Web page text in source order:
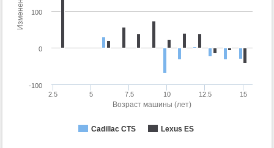
Возраст машины (лет)
Cadillac CTS Lexus ES
2.5 5 7.5 10 12.5 15
-100
0
100